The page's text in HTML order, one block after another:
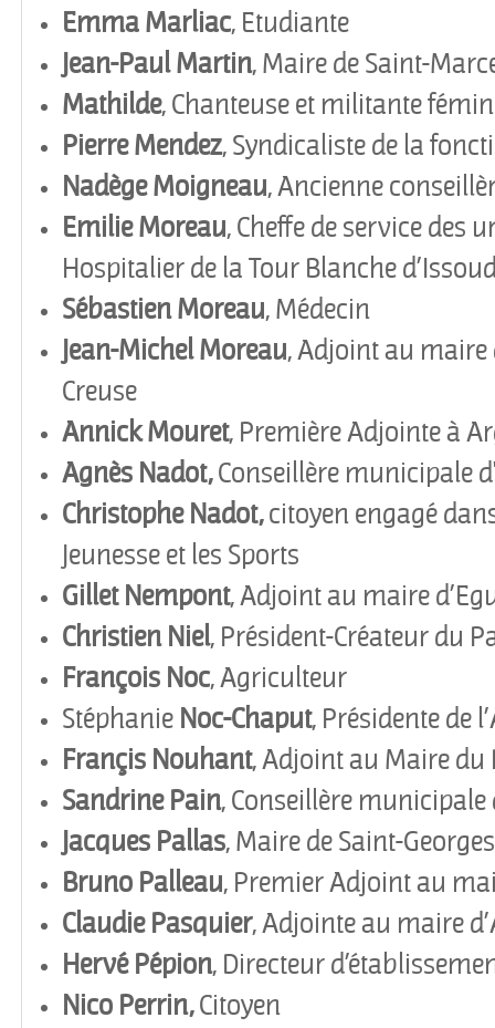
Emma Marliac, Etudiante
Jean-Paul Martin, Maire de Saint-
Mathilde, Chanteuse et militante
Pierre Mendez, Syndicaliste de la
Nadège Moigneau, Ancienne
Emilie Moreau, Cheffe de service des
Hospitalier de la Tour Blanche d’
Sébastien Moreau, Médecin
Jean-Michel Moreau, Adjoint au maire
Creuse
Annick Mouret, Première Adjointe à
Agnès Nadot,Conseillère municipale
Christophe Nadot,citoyen engagé
Jeunesse et les Sports
Gillet Nempont, Adjoint au maire d’
Christien Niel, Président-Créateur du
François Noc, Agriculteur
Stéphanie Noc-Chaput, Présidente de l’
Françis Nouhant, Adjoint au Maire du
Sandrine Pain, Conseillère municipale
Jacques Pallas, Maire de Saint-
Bruno Palleau, Premier Adjoint au
Claudie Pasquier, Adjointe au maire d’
Hervé Pépion, Directeur
Nico Perrin,Citoyen